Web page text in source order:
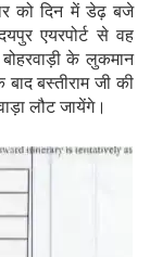
को दिन में डेढ़ बजे
एयरपोर्ट से वह
के लुकमान
बस्तीराम जी की
लौट जायेंगे।